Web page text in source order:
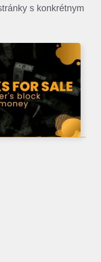
s konkrétnym